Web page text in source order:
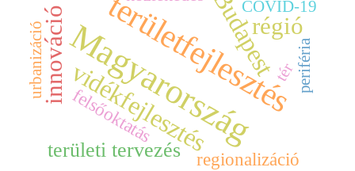
Magyarország
területfejlesztés
vidékfejlesztés
Budapest
innováció régió
területi tervezés regionalizáció
felsőoktatás
COVID-19
urbanizáció tér periféria